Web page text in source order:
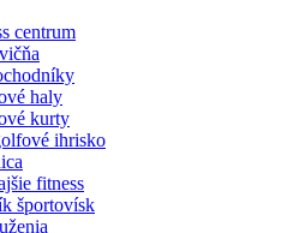
centrum
haly
kurty
ihrisko
fitness
športovísk